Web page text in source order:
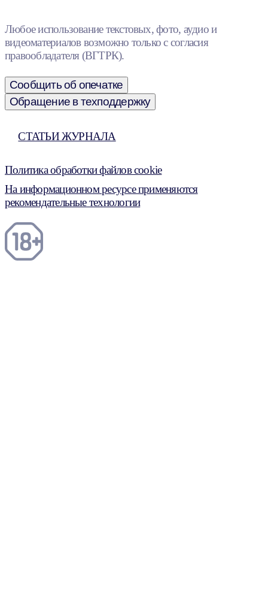
Любое использование текстовых, фото, аудио и
видеоматериалов возможно только с согласия
правообладателя (ВГТРК).
Сообщить об опечатке
Обращение в техподдержку
СТАТЬИ ЖУРНАЛА
Политика обработки файлов cookie
На информационном ресурсе применяются
рекомендательные технологии